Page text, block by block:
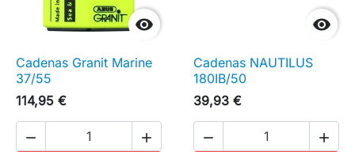

Cadenas Granit Marine
37/55
114,95 €
 

Cadenas NAUTILUS
180IB/50
39,93 €
 